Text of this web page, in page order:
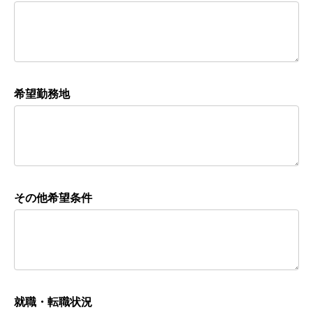
希望勤務地
その他希望条件
就職・転職状況